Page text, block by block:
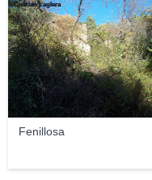
Fenillosa
Cristian Laglera